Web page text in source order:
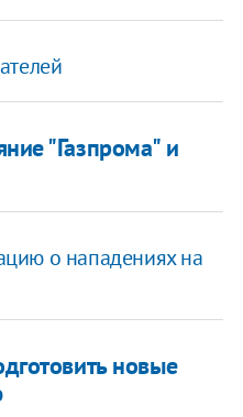
"Газпрома" и
о нападениях на
новые